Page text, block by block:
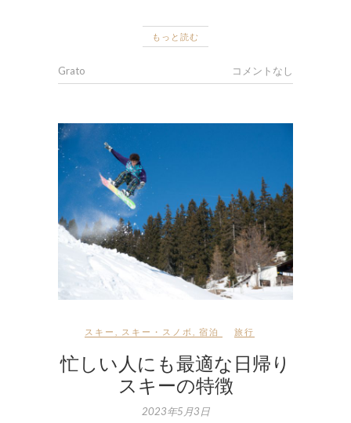
もっと読む
Grato コメントなし
スキー スキー・スノボ 宿泊 旅行
忙しい人にも最適な日帰り
スキーの特徴
2023年5月3日